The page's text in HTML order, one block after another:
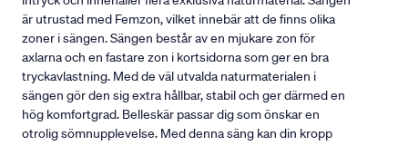
är utrustad med Femzon, vilket innebär att de finns olika
zoner i sängen. Sängen består av en mjukare zon för
axlarna och en fastare zon i kortsidorna som ger en bra
tryckavlastning. Med de väl utvalda naturmaterialen i
sängen gör den sig extra hållbar, stabil och ger därmed en
hög komfortgrad. Belleskär passar dig som önskar en
otrolig sömnupplevelse. Med denna säng kan din kropp